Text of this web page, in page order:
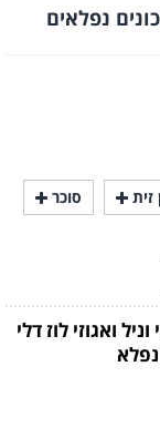
נפלאים
סוכר
ואגוזי לוז דלי